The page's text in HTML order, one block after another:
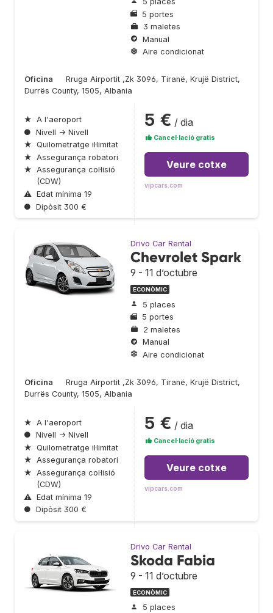
5 portes
3 maletes
Manual
Aire condicionat
Oficina
Rruga Airportit ,Zk 3096, Tiranë, Krujë District,
Durrës County, 1505, Albania
★ A l'aeroport
● Nivell → Nivell
★ Quilometratge il·limitat
★ Assegurança robatori
★ Assegurança col·lisió
(CDW)
⚠ Edat mínima 19
● Dipòsit 300 €
5 € / dia
Cancel·lació gratis
Veure cotxe
vipcars.com
Drivo Car Rental
Chevrolet Spark
9 - 11 d’octubre
ECONÒMIC
5 places
5 portes
2 maletes
Manual
Aire condicionat
Oficina
Rruga Airportit ,Zk 3096, Tiranë, Krujë District,
Durrës County, 1505, Albania
★ A l'aeroport
● Nivell → Nivell
★ Quilometratge il·limitat
★ Assegurança robatori
★ Assegurança col·lisió
(CDW)
⚠ Edat mínima 19
● Dipòsit 300 €
5 € / dia
Cancel·lació gratis
Veure cotxe
vipcars.com
Drivo Car Rental
Skoda Fabia
9 - 11 d’octubre
ECONÒMIC
5 places